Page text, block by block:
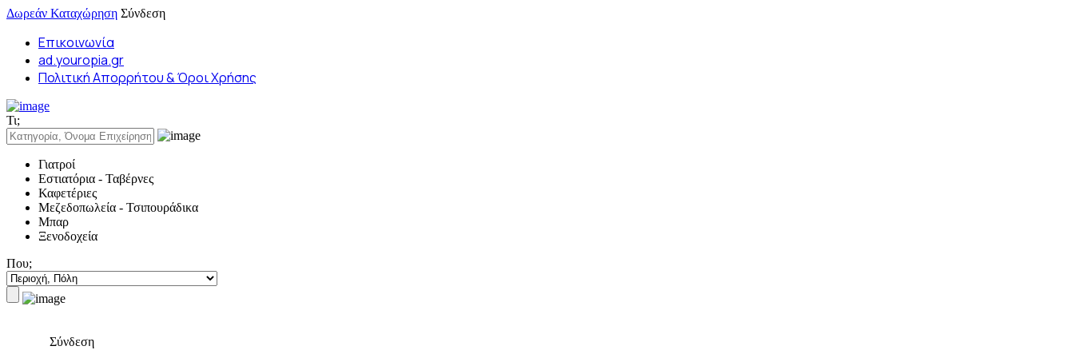
Δωρεάν Καταχώρηση Σύνδεση
Επικοινωνία
ad.youropia.gr
Πολιτική Απορρήτου & Όροι Χρήσης
Τι;
Γιατροί
Εστιατόρια - Ταβέρνες
Καφετέριες
Μεζεδοπωλεία - Τσιπουράδικα
Μπαρ
Ξενοδοχεία
Που;
Σύνδεση